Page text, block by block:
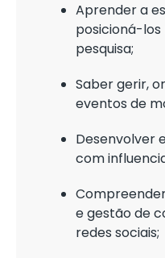
Aprender a
posicioná-
pesquisa;
Saber gerir,
eventos de
Desenvolver
com
e gestão de
redes sociais;